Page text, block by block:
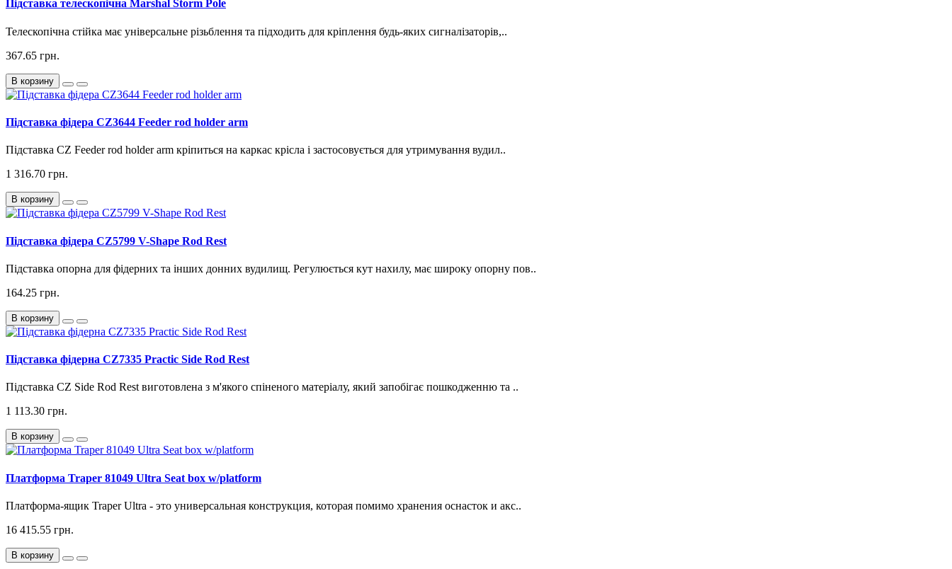
Підставка телескопічна Marshal Storm Pole
Телескопічна стійка має універсальне різьблення та підходить для кріплення будь-яких сигналізаторів,..
367.65 грн.
В корзину
Підставка фідера CZ3644 Feeder rod holder arm
Підставка CZ Feeder rod holder arm кріпиться на каркас крісла і застосовується для утримування вудил..
1 316.70 грн.
В корзину
Підставка фідера CZ5799 V-Shape Rod Rest
Підставка опорна для фідерних та інших донних вудилищ. Регулюється кут нахилу, має широку опорну пов..
164.25 грн.
В корзину
Підставка фідерна CZ7335 Practic Side Rod Rest
Підставка CZ Side Rod Rest виготовлена з м'якого спіненого матеріалу, який запобігає пошкодженню та ..
1 113.30 грн.
В корзину
Платформа Traper 81049 Ultra Seat box w/platform
Платформа-ящик Traper Ultra - это универсальная конструкция, которая помимо хранения оснасток и акс..
16 415.55 грн.
В корзину